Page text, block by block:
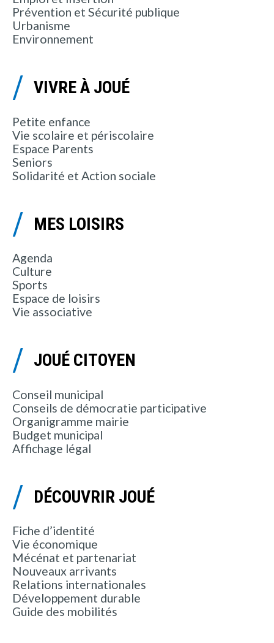
Prévention et Sécurité publique
Urbanisme
Environnement
VIVRE À JOUÉ
Petite enfance
Vie scolaire et périscolaire
Espace Parents
Seniors
Solidarité et Action sociale
MES LOISIRS
Agenda
Culture
Sports
Espace de loisirs
Vie associative
JOUÉ CITOYEN
Conseil municipal
Conseils de démocratie participative
Organigramme mairie
Budget municipal
Affichage légal
DÉCOUVRIR JOUÉ
Fiche d’identité
Vie économique
Mécénat et partenariat
Nouveaux arrivants
Relations internationales
Développement durable
Guide des mobilités